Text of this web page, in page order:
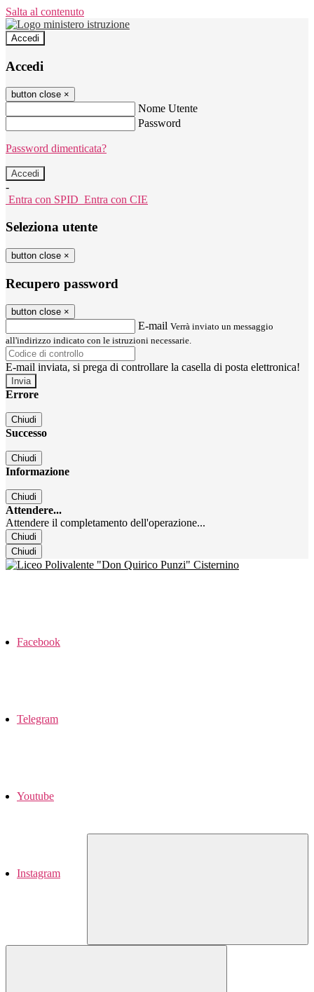
Salta al contenuto
Accedi
Accedi
button close ×
Nome Utente
Password
Password dimenticata?
-
Entra con SPID Entra con CIE
Seleziona utente
button close ×
Recupero password
button close ×
E-mail Verrà inviato un messaggio
all'indirizzo indicato con le istruzioni necessarie.
E-mail inviata, si prega di controllare la casella di posta elettronica!
Errore
Chiudi
Successo
Chiudi
Informazione
Chiudi
Attendere...
Attendere il completamento dell'operazione...
Chiudi
Chiudi
Facebook
Telegram
Youtube
Instagram